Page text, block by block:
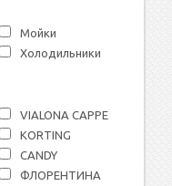
Мойки
Холодильники
VIALONA CAPPE
KORTING
СANDY
ФЛОРЕНТИНА